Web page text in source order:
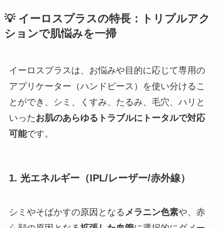
💡 イーロスプラスの特長：トリプルアク
ションで肌悩みを一掃
イーロスプラスは、お悩みや目的に応じて専用の
アプリケーター（ハンドピース）を使い分けるこ
とができ、シミ、くすみ、たるみ、毛穴、ハリと
いったお肌のあらゆるトラブルにトータルで対応
可能です。
1. 光エネルギー（IPL/レーザー/赤外線）
シミやそばかすの原因となるメラニン色素や、赤